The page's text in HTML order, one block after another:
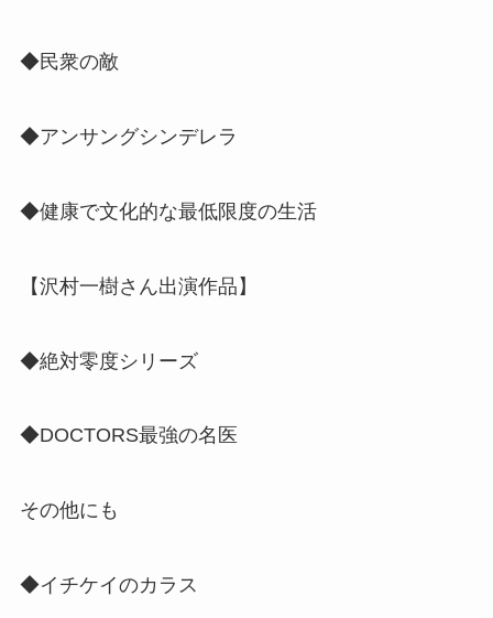
◆民衆の敵
◆アンサングシンデレラ
◆健康で文化的な最低限度の生活
【沢村一樹さん出演作品】
◆絶対零度シリーズ
◆DOCTORS最強の名医
その他にも
◆イチケイのカラス